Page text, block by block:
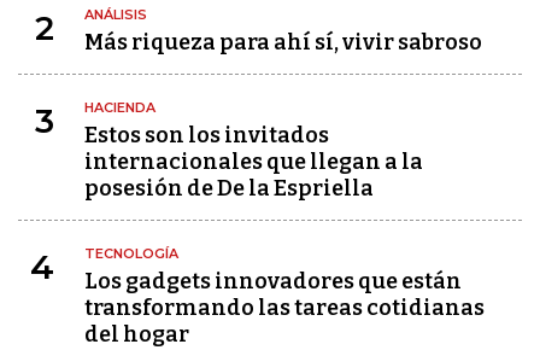
2 ANÁLISIS
Más riqueza para ahí sí, vivir sabroso
3 HACIENDA
Estos son los invitados
internacionales que llegan a la
posesión de De la Espriella
4 TECNOLOGÍA
Los gadgets innovadores que están
transformando las tareas cotidianas
del hogar